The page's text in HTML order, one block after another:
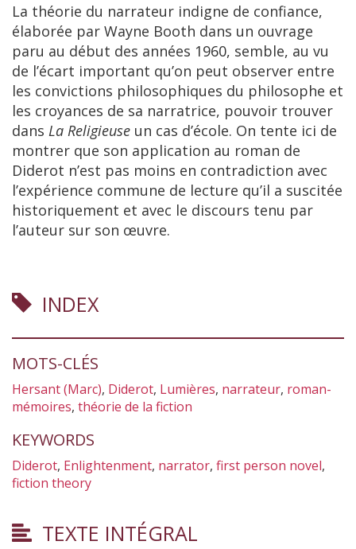
La théorie du narrateur indigne de confiance,
élaborée par Wayne Booth dans un ouvrage
paru au début des années 1960, semble, au vu
de l’écart important qu’on peut observer entre
les convictions philosophiques du philosophe et
les croyances de sa narratrice, pouvoir trouver
dans La Religieuse un cas d’école. On tente ici de
montrer que son application au roman de
Diderot n’est pas moins en contradiction avec
l’expérience commune de lecture qu’il a suscitée
historiquement et avec le discours tenu par
l’auteur sur son œuvre.
INDEX
MOTS-CLÉS
Hersant (Marc), Diderot, Lumières, narrateur, roman-
mémoires, théorie de la fiction
KEYWORDS
Diderot, Enlightenment, narrator, first person novel,
fiction theory
TEXTE INTÉGRAL